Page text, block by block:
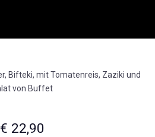
Bifteki, mit Tomatenreis, Zaziki und
von Buffet
€ 22,90